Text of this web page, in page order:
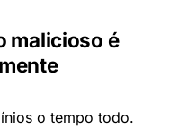
malicioso é
o tempo todo.